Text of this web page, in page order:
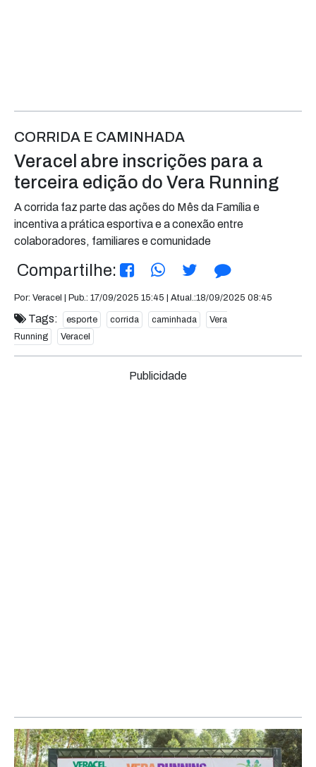
CORRIDA E CAMINHADA
Veracel abre inscrições para a
terceira edição do Vera Running
A corrida faz parte das ações do Mês da Família e
incentiva a prática esportiva e a conexão entre
colaboradores, familiares e comunidade
Compartilhe:
Por: Veracel | Pub.: 17/09/2025 15:45 | Atual.:18/09/2025 08:45
Tags: esporte corrida caminhada
Vera
Running
Veracel
Publicidade